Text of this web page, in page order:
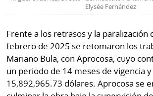
Elysée Fernández
Frente a los retrasos y la paralización
febrero de 2025 se retomaron los
Mariano Bula, con Aprocosa, cuyo
un periodo de 14 meses de vigencia
15,892,965.73 dólares. Aprocosa se